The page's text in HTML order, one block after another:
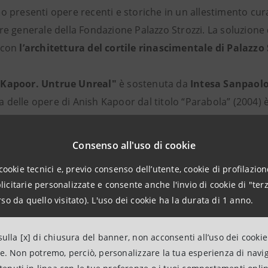
Consenso all'uso di cookie
tecnici e, previo consenso dell’utente, cookie di
personalizzate e consente anche l'invio di cookie di
da quello visitato). L'uso dei cookie ha la durata di 1 anno.
[x] di chiusura del banner, non acconsenti all’uso dei
Non potremo, perciò, personalizzare la tua esperienza di
presenti opere recenti e storiche in un allestimento
generale della Fondazione Palazzo Strozzi. La
l’architettura del cortile rinascimentale di Palazzo
Untrue Unreal" è sostenuta da Intesa
delle opere di Anish Kapoor dal titolo “Parabola” (2004)
parte del quale appartenente alla Banca Mutua